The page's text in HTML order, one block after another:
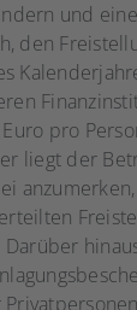
und
den
pro
liegt der